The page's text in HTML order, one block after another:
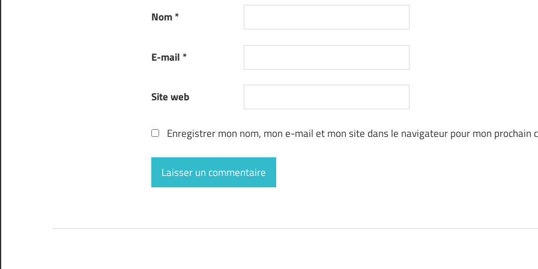
Nom*
E-mail *
Site web
Enregistrer mon nom, mon e-mail et mon site dans le navigateur pour mon prochain